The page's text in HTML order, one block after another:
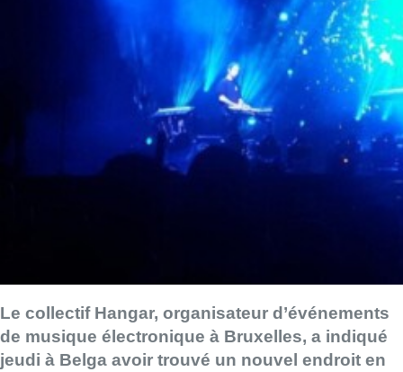
Le collectif Hangar, organisateur d’événements
de musique électronique à Bruxelles, a indiqué
jeudi à Belga avoir trouvé un nouvel endroit en